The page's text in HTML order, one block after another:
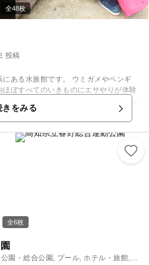
全48枚
投稿
ある水族館です。 ウミガメやペンギ
ぼすべてのいきものにエサやりが体験
ものをじっくり「見て」、そのぬくもり
で、ガラス越しでは得ることのできな
四国で唯一開催しているトドショーで
ることができるだけでなく、ステージ
たトドの表情を間近で見ることもでき
のイベントでは、ペンギンにふれたり、
桂浜水族館だけが開催しているカクレク
きをみる
全6枚
園・総合公園, プール, ホテル・旅館,